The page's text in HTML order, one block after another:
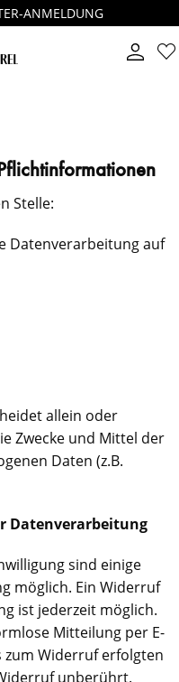
ANMELDUNG
Stelle:
Datenverarbeitung auf
allein oder
Zwecke und Mittel der
Daten (z.B.
Datenverarbeitung
sind einige
möglich. Ein Widerruf
ist jederzeit möglich.
Mitteilung per E-
zum Widerruf erfolgten
unberührt.